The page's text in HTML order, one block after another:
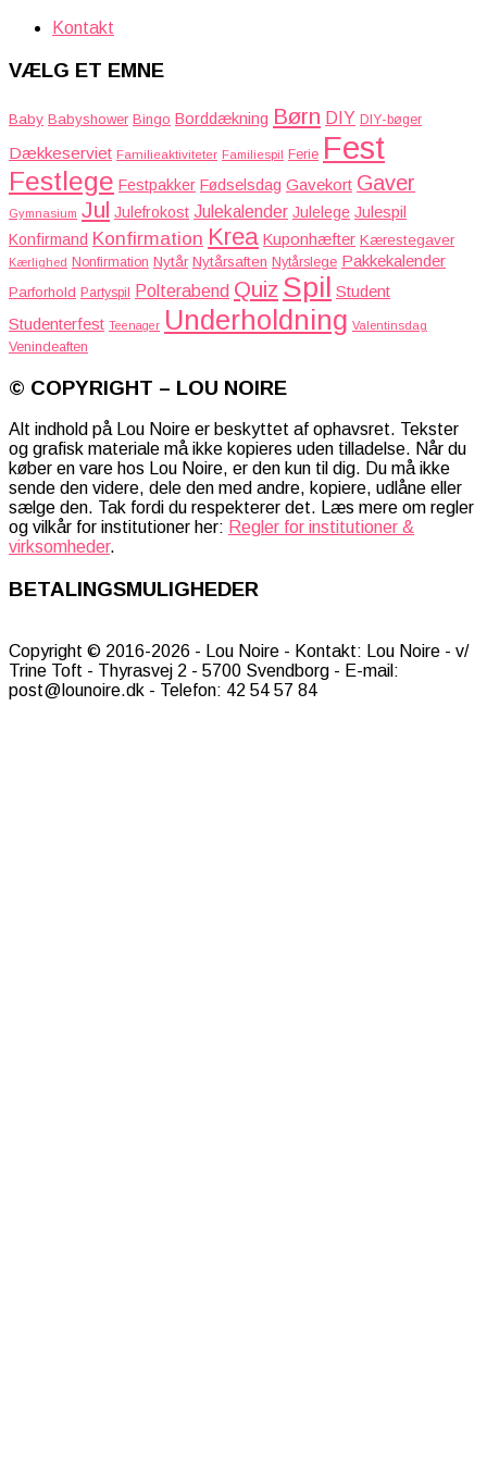
Kontakt
VÆLG ET EMNE
Baby Babyshower Bingo Borddækning Børn DIY DIY-bøger
Dækkeserviet Familieaktiviteter Familiespil Ferie Fest
Festlege Festpakker Fødselsdag Gavekort Gaver
Gymnasium Jul Julefrokost Julekalender Julelege Julespil
Konfirmand Konfirmation Krea Kuponhæfter Kærestegaver
Kærlighed Nonfirmation Nytår Nytårsaften Nytårslege Pakkekalender
Parforhold Partyspil Polterabend Quiz Spil Student
Studenterfest Teenager Underholdning Valentinsdag
Venindeaften
© COPYRIGHT – LOU NOIRE
Alt indhold på Lou Noire er beskyttet af ophavsret. Tekster
og grafisk materiale må ikke kopieres uden tilladelse. Når du
køber en vare hos Lou Noire, er den kun til dig. Du må ikke
sende den videre, dele den med andre, kopiere, udlåne eller
sælge den. Tak fordi du respekterer det. Læs mere om regler
og vilkår for institutioner her: Regler for institutioner &
virksomheder.
BETALINGSMULIGHEDER
Copyright © 2016-2026 - Lou Noire - Kontakt: Lou Noire - v/
Trine Toft - Thyrasvej 2 - 5700 Svendborg - E-mail:
post@lounoire.dk - Telefon: 42 54 57 84